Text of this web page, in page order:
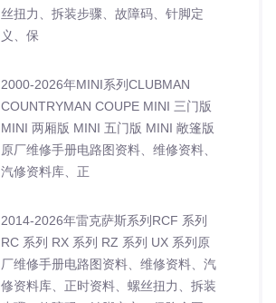
丝扭力、拆装步骤、故障码、针脚定
义、保
2000-2026年MINI系列CLUBMAN
COUNTRYMAN COUPE MINI 三门版
MINI 两厢版 MINI 五门版 MINI 敞篷版
原厂维修手册电路图资料、维修资料、
汽修资料库、正
2014-2026年雷克萨斯系列RCF 系列
RC 系列 RX 系列 RZ 系列 UX 系列原
厂维修手册电路图资料、维修资料、汽
修资料库、正时资料、螺丝扭力、拆装